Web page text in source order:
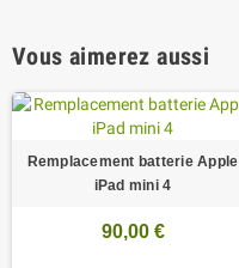
Vous aimerez aussi
Remplacement batterie Apple
iPad mini 4
90,00 €